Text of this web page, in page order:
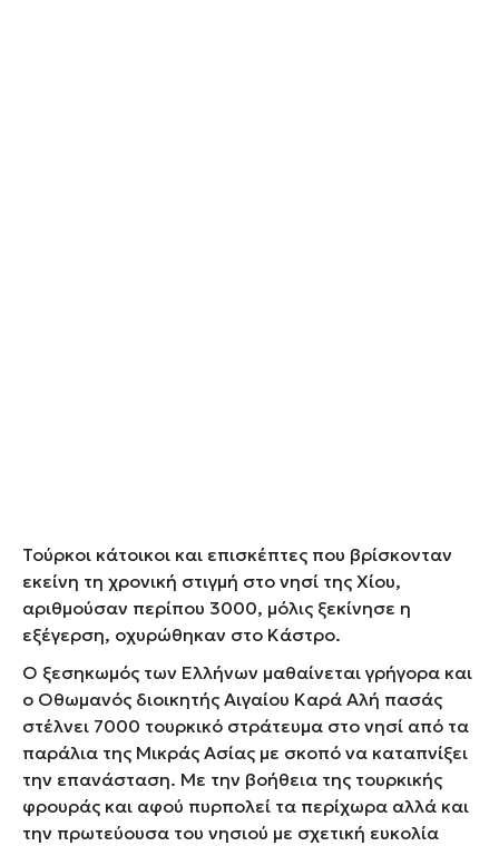
Τούρκοι κάτοικοι και επισκέπτες που βρίσκονταν
εκείνη τη χρονική στιγμή στο νησί της Χίου,
αριθμούσαν περίπου 3000, μόλις ξεκίνησε η
εξέγερση, οχυρώθηκαν στο Κάστρο.
Ο ξεσηκωμός των Ελλήνων μαθαίνεται γρήγορα και
ο Οθωμανός διοικητής Αιγαίου Καρά Αλή πασάς
στέλνει 7000 τουρκικό στράτευμα στο νησί από τα
παράλια της Μικράς Ασίας με σκοπό να καταπνίξει
την επανάσταση. Με την βοήθεια της τουρκικής
φρουράς και αφού πυρπολεί τα περίχωρα αλλά και
την πρωτεύουσα του νησιού με σχετική ευκολία